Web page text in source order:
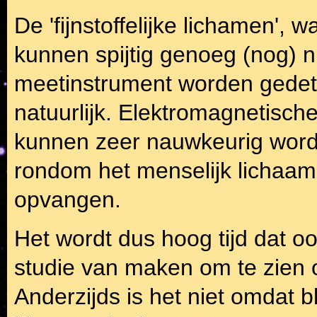
De 'fijnstoffelijke lichamen',
kunnen spijtig genoeg (nog)
meetinstrument worden
natuurlijk.
kunnen zeer nauwkeurig
rondom het menselijk
opvangen.
Het wordt dus hoog tijd dat
studie van maken om te
Anderzijds is het niet omdat